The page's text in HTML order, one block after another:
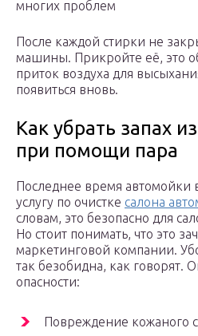
многих проблем
После каждой стирки не
машины. Прикройте её, это
приток воздуха для
появиться вновь.
Как убрать запах
при помощи пара
Последнее время автомойки
услугу по очистке салона
словам, это безопасно для
Но стоит понимать, что это
маркетинговой компании.
так безобидна, как говорят.
опасности:
Повреждение кожаного